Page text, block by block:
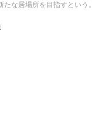
な居場所を目指すという。